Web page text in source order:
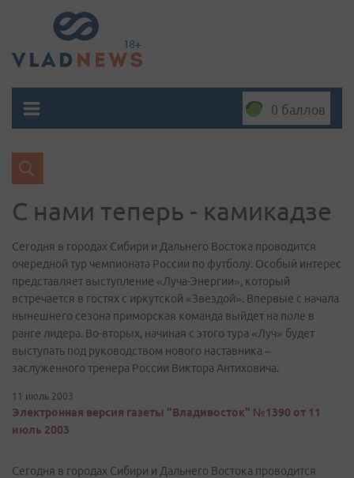
0 баллов
С нами теперь - камикадзе
Сегодня в городах Сибири и Дальнего Востока проводится
очередной тур чемпионата России по футболу. Особый интерес
представляет выступление «Луча-Энергии», который
встречается в гостях с иркутской «Звездой». Впервые с начала
нынешнего сезона приморская команда выйдет на поле в
ранге лидера. Во-вторых, начиная с этого тура «Луч» будет
выступать под руководством нового наставника –
заслуженного тренера России Виктора Антиховича.
11 июль 2003
Электронная версия газеты "Владивосток" №1390 от 11
июль 2003
Сегодня в городах Сибири и Дальнего Востока проводится